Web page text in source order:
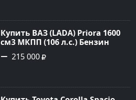
Авторынок23
Купить ВАЗ (LADA) Priora 1600
см3 МКПП (106 л.с.) Бензин
инжектор в Темрюк : цвет
Серый Седан 2014 года по цене
215 000